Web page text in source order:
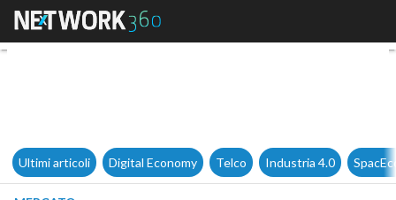
Qualcomm a rischio
Ultimi articoli Digital Economy Telco Industria 4.0